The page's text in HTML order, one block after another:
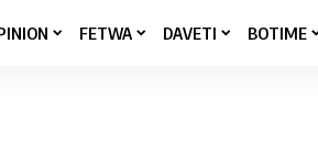
FETWA DAVETI BOTIME